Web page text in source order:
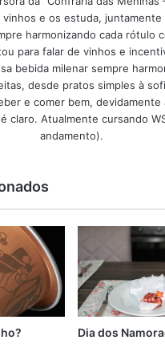
e os estuda, juntamente
harmonizando cada rótulo
para falar de vinhos e
bebida milenar sempre
desde pratos simples à
e comer bem, devidamente
claro. Atualmente cursando
andamento).
Dia dos